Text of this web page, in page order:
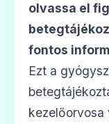
olvassa el
fontos
Ezt a
kezelőorvosa